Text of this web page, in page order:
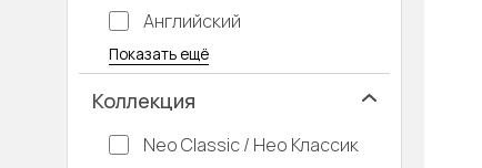
Английский
Багетные
Барокко
Кантри
Крашенные
Лофт
Модерн
Под старину
Прованс
Скандинавский
Современная классика
Хай-тек
Показать ещё
Коллекция
Neo Classic / Нео Классик